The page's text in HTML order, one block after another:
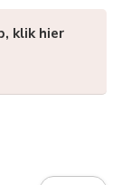
klik hier